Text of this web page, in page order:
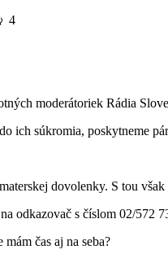
4
moderátoriek Rádia
ich súkromia, poskytneme
dovolenky. S tou
odkazovač s číslom 02/572
čas aj na seba?